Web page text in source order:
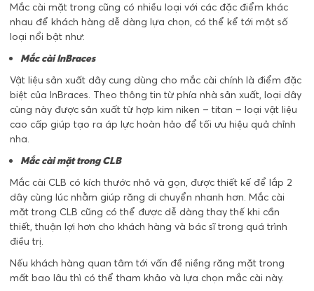
Mắc cài mặt trong cũng có nhiều loại với các đặc điểm khác
nhau để khách hàng dễ dàng lựa chọn, có thể kể tới một số
loại nổi bật như:
Mắc cài InBraces
Vật liệu sản xuất dây cung dùng cho mắc cài chính là điểm đặc
biệt của InBraces. Theo thông tin từ phía nhà sản xuất, loại dây
cùng này được sản xuất từ hợp kim niken – titan – loại vật liệu
cao cấp giúp tạo ra áp lực hoàn hảo để tối ưu hiệu quả chỉnh
nha.
Mắc cài mặt trong CLB
Mắc cài CLB có kích thước nhỏ và gọn, được thiết kế để lắp 2
dây cùng lúc nhằm giúp răng di chuyển nhanh hơn. Mắc cài
mặt trong CLB cũng có thể được dễ dàng thay thế khi cần
thiết, thuận lợi hơn cho khách hàng và bác sĩ trong quá trình
điều trị.
Nếu khách hàng quan tâm tới vấn đề niềng răng mặt trong
mất bao lâu thì có thể tham khảo và lựa chọn mắc cài này.